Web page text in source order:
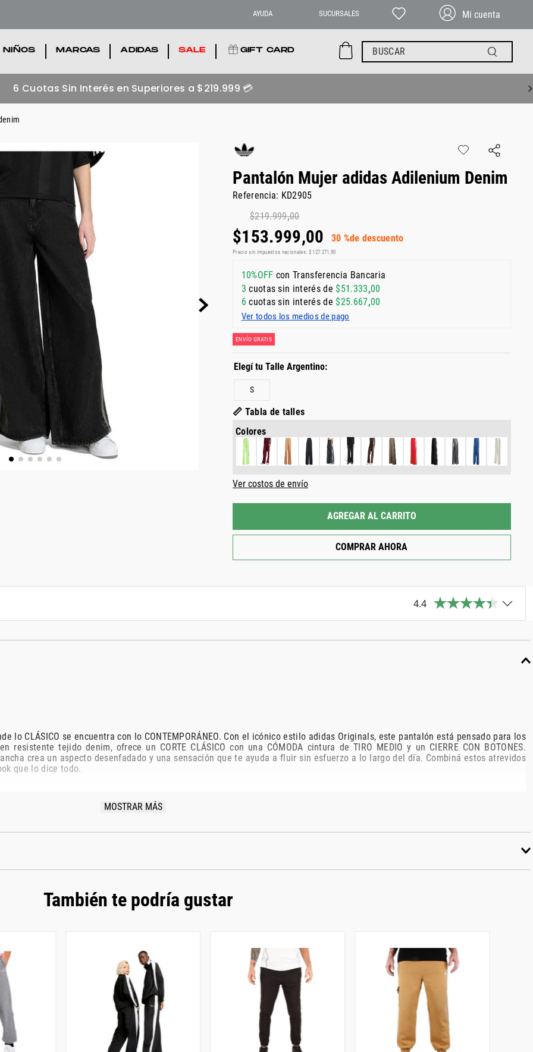
AYUDA SUCURSALES
NIÑOS MARCAS ADIDAS SALE GIFT CARD BUSCAR
Zapatillas adidas más buscadas 💥Ver acá
Pantalón Mujer adidas Adilenium Denim
Referencia: KD2905
$219.999,00
$153.999,00 30 %de descuento
Precio sin impuestos nacionales: $ 127 271 90
10%OFF con Transferencia Bancaria
3 cuotas sin interés de $51 .333,00
6 cuotas sin interés de $25.667,00
Ver todos los medios de pago
ENVÍO GRATIS
S
📏 Tabla de talles
Colores
Ver costos de envío
AGREGAR AL CARRITO
COMPRAR AHORA
4.4
lo CLÁSICO se encuentra con lo CONTEMPORÁNEO. Con el icónico estilo adidas Originals, este pantalón está pensado para los
tejido denim, ofrece un CORTE CLÁSICO con una CÓMODA cintura de TIRO MEDIO y un CIERRE CON BOTONES.
crea un aspecto desenfadado y una sensación que te ayuda a fluir sin esfuerzo a lo largo del día. Combiná estos atrevidos
que lo dice todo.
MOSTRAR MÁS
También te podría gustar